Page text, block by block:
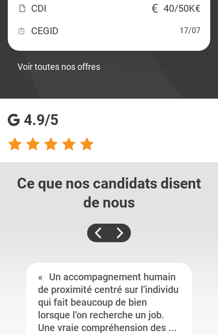
CDI
40/50K€
CEGID
17/07
Voir toutes nos offres
4.9/5
Ce que nos candidats disent
de nous
Un accompagnement humain
de proximité centré sur l’individu
qui fait beaucoup de bien
lorsque l’on recherche un job.
Une vraie compréhension des ...